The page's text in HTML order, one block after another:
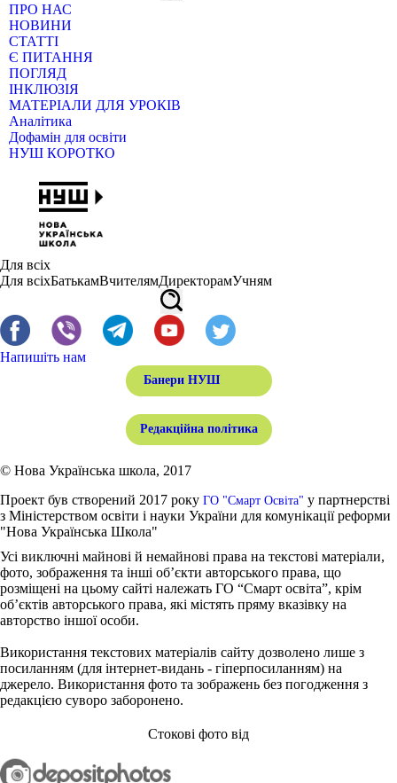
ПРО НАС
НОВИНИ
СТАТТІ
Є ПИТАННЯ
ПОГЛЯД
ІНКЛЮЗІЯ
МАТЕРІАЛИ ДЛЯ УРОКІВ
Аналітика
Дофамін для освіти
НУШ КОРОТКО
Для всіх
Для всіхБатькамВчителямДиректорамУчням
Напишіть нам
Банери НУШ
Редакційна політика
© Нова Українська школа, 2017
Проект був створений 2017 року ГО "Смарт Освіта" у партнерстві
з Міністерством освіти і науки України для комунікації реформи
"Нова Українська Школа"
Усі виключні майнові й немайнові права на текстові матеріали,
фото, зображення та інші об’єкти авторського права, що
розміщені на цьому сайті належать ГО “Смарт освіта”, крім
об’єктів авторського права, які містять пряму вказівку на
авторство іншої особи.
Використання текстових матеріалів сайту дозволено лише з
посиланням (для інтернет-видань - гіперпосиланням) на
джерело. Використання фото та зображень без погодження з
редакцією суворо заборонено.
Стокові фото від